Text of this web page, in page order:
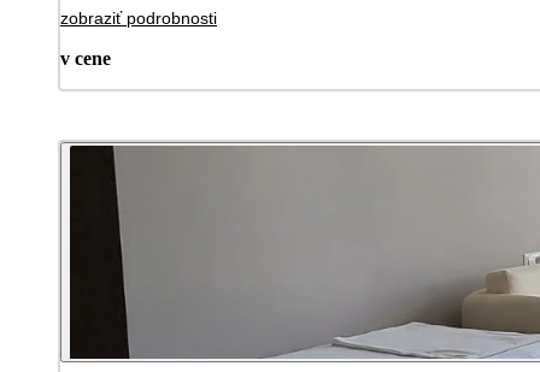
zobraziť podrobnosti
v cene